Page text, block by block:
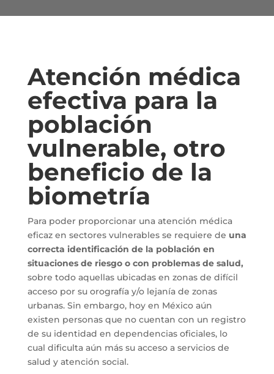
Atención médica
efectiva para la
población
vulnerable, otro
beneficio de la
biometría
Para poder proporcionar una atención médica
eficaz en sectores vulnerables se requiere de una
correcta identificación de la población en
situaciones de riesgo o con problemas de salud,
sobre todo aquellas ubicadas en zonas de difícil
acceso por su orografía y/o lejanía de zonas
urbanas. Sin embargo, hoy en México aún
existen personas que no cuentan con un registro
de su identidad en dependencias oficiales, lo
cual dificulta aún más su acceso a servicios de
salud y atención social.